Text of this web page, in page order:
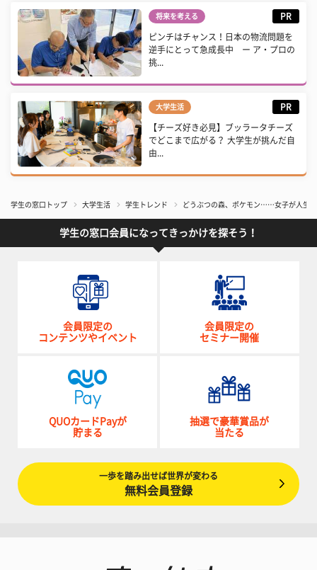
将来を考える PR
ピンチはチャンス！日本の物流問題を
逆手にとって急成長中 ー ア・プロの
挑...
大学生活 PR
【チーズ好き必見】ブッラータチーズ
でどこまで広がる？ 大学生が挑んだ自
由...
学生の窓口トップ 大学生活 学生トレンド どうぶつの森、ポケモン……女子が人生
学生の窓口会員になってきっかけを探そう！
会員限定の
コンテンツやイベント
会員限定の
セミナー開催
QUOカードPayが
貯まる
抽選で豪華賞品が
当たる
一歩を踏み出せば世界が変わる
無料会員登録